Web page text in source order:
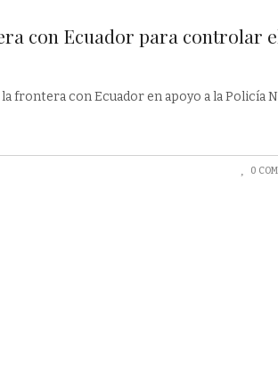
con Ecuador para controlar
frontera con Ecuador en apoyo a la Policía
0